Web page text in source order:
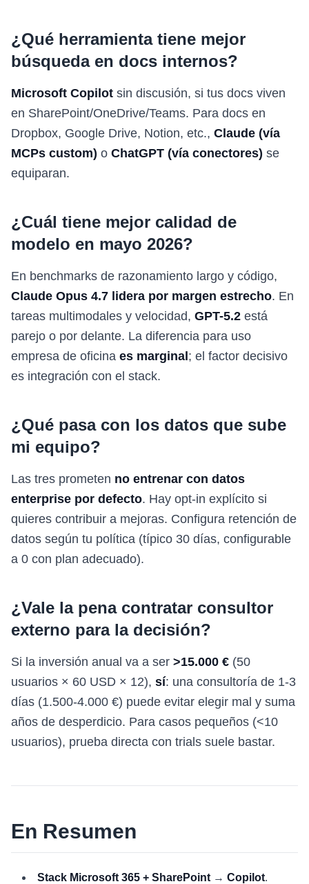
¿Qué herramienta tiene mejor
búsqueda en docs internos?
Microsoft Copilot sin discusión, si tus docs viven
en SharePoint/OneDrive/Teams. Para docs en
Dropbox, Google Drive, Notion, etc., Claude (vía
MCPs custom) o ChatGPT (vía conectores) se
equiparan.
¿Cuál tiene mejor calidad de
modelo en mayo 2026?
En benchmarks de razonamiento largo y código,
Claude Opus 4.7 lidera por margen estrecho. En
tareas multimodales y velocidad, GPT-5.2 está
parejo o por delante. La diferencia para uso
empresa de oficina es marginal ; el factor decisivo
es integración con el stack.
¿Qué pasa con los datos que sube
mi equipo?
Las tres prometen no entrenar con datos
enterprise por defecto. Hay opt-in explícito si
quieres contribuir a mejoras. Configura retención de
datos según tu política (típico 30 días, configurable
a 0 con plan adecuado).
¿Vale la pena contratar consultor
externo para la decisión?
Si la inversión anual va a ser >15.000 € (50
usuarios × 60 USD × 12), sí: una consultoría de 1-3
días (1.500-4.000 €) puede evitar elegir mal y suma
años de desperdicio. Para casos pequeños (<10
usuarios), prueba directa con trials suele bastar.
En Resumen
Stack Microsoft 365 + SharePoint → Copilot.